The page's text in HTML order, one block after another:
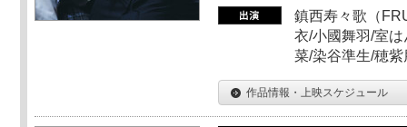
鎮西寿々歌（
衣/小國舞羽/室
菜/染谷準生/穂
作品情報・上映スケジュール